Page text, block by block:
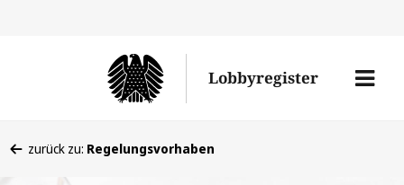
Lobbyregister
Menü
befinden
zurück zu: Regelungsvorhaben